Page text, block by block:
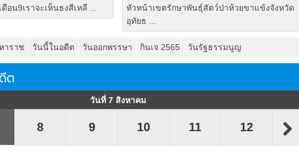
อน9เราจะเห็นธงสีเหลื ...
หัวหน้าเขตรักษาพันธุ์สัตว์ป่าห้วยขาแข้งจังหวัด
อุทัยธ ...
าราช วันนี้ในอดีต วันออกพรรษา กินเจ 2565 วันรัฐธรรมนูญ
ต
วันที่ 7 สิงหาคม
8 9 10 11 12 13